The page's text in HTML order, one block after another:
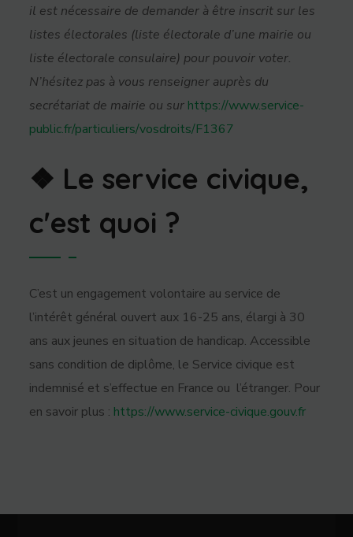
il est nécessaire de demander à être inscrit sur les
listes électorales (liste électorale d’une mairie ou
liste électorale consulaire) pour pouvoir voter.
N’hésitez pas à vous renseigner auprès du
secrétariat de mairie ou sur https://www.service-
public.fr/particuliers/vosdroits/F1367
❖ Le service civique,
c'est quoi ?
C’est un engagement volontaire au service de
l’intérêt général ouvert aux 16-25 ans, élargi à 30
ans aux jeunes en situation de handicap. Accessible
sans condition de diplôme, le Service civique est
indemnisé et s’effectue en France ou l’étranger. Pour
en savoir plus : https://www.service-civique.gouv.fr